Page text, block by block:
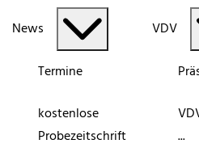
News
Termine
kostenlose
Probezeitschrift
VDV
...